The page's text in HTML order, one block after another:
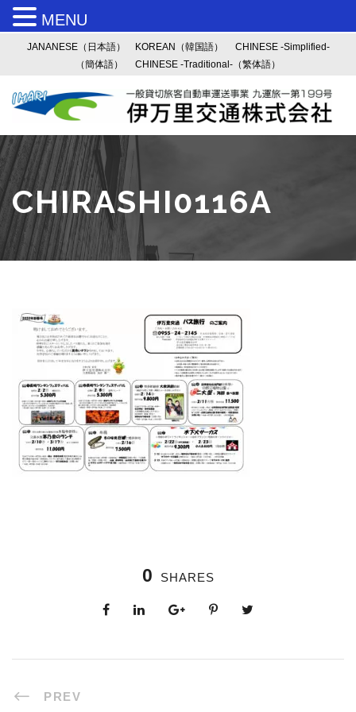
JANANESE（日本語） KOREAN（韓国語）
CHINESE -Simplified-
（簡体語）
CHINESE -Traditional-（繁体語）
CHIRASHI0116A
0 SHARES
PREV
MENU